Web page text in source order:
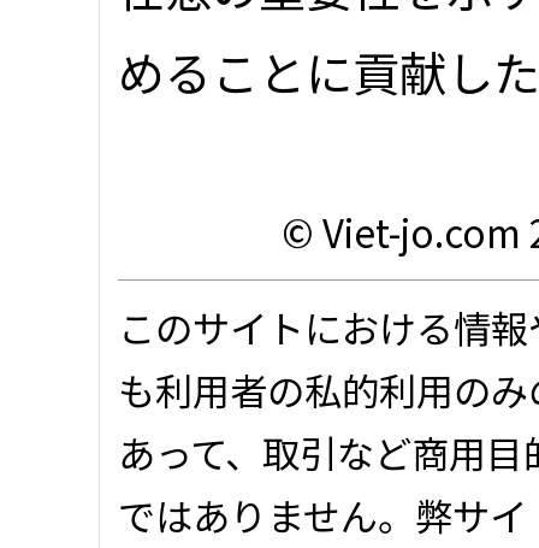
めることに貢献し
© Viet-jo.com
このサイトにおける情
も利用者の私的利用の
あって、取引など商用
ではありません。弊サ